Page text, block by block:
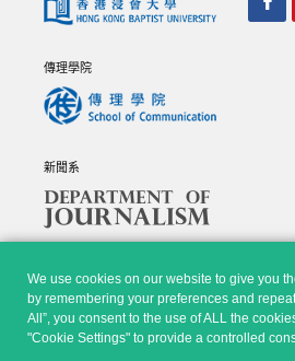
We use cookies on our website to give you
by remembering your preferences and
All”, you consent to the use of ALL the
"Cookie Settings" to provide a controlled
傳理學院
新聞系
© Copyright 2026 - 香港浸會大學
Policy
|